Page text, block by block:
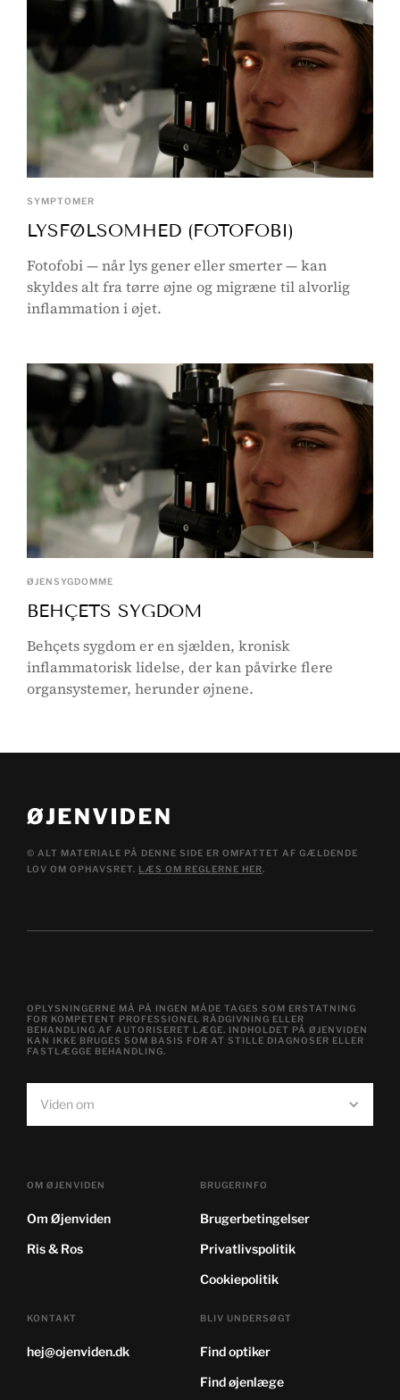
SYMPTOMER
LYSFØLSOMHED (FOTOFOBI)
Fotofobi — når lys gener eller smerter — kan
skyldes alt fra tørre øjne og migræne til alvorlig
inflammation i øjet.
ØJENSYGDOMME
BEHÇETS SYGDOM
Behçets sygdom er en sjælden, kronisk
inflammatorisk lidelse, der kan påvirke flere
organsystemer, herunder øjnene.
© ALT MATERIALE PÅ DENNE SIDE ER OMFATTET AF GÆLDENDE
LOV OM OPHAVSRET. LÆS OM REGLERNE HER.
Viden om
OPLYSNINGERNE MÅ PÅ INGEN MÅDE TAGES SOM ERSTATNING
FOR KOMPETENT PROFESSIONEL RÅDGIVNING ELLER
BEHANDLING AF AUTORISERET LÆGE. INDHOLDET PÅ ØJENVIDEN
KAN IKKE BRUGES SOM BASIS FOR AT STILLE DIAGNOSER ELLER
FASTLÆGGE BEHANDLING.
OM ØJENVIDEN
Om Øjenviden
Ris & Ros
BRUGERINFO
Brugerbetingelser
Privatlivspolitik
Cookiepolitik
KONTAKT
hej@ojenviden.dk
BLIV UNDERSØGT
Find optiker
Find øjenlæge